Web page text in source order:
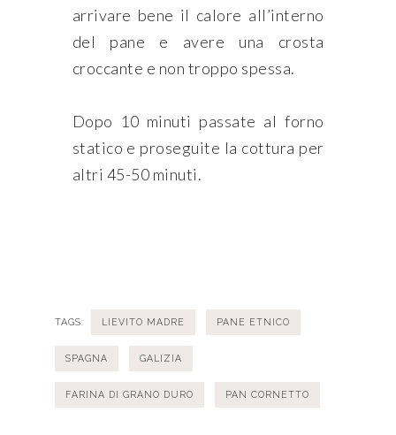
arrivare bene il calore all’interno
del pane e avere una crosta
croccante e non troppo spessa.
Dopo 10 minuti passate al forno
statico e proseguite la cottura per
altri 45-50 minuti.
TAGS: LIEVITO MADRE PANE ETNICO
SPAGNA GALIZIA
FARINA DI GRANO DURO PAN CORNETTO